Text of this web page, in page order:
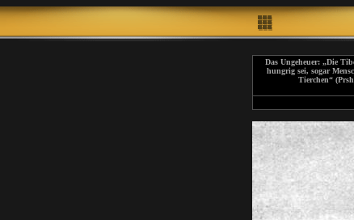
Das Ungeheuer: „Die
hungrig sei, sogar
Tierchen“